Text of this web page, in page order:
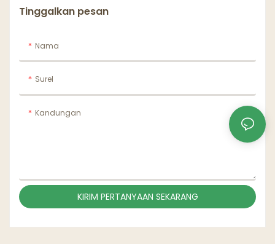
Tinggalkan pesan
Nama
Surel
Kandungan
KIRIM PERTANYAAN SEKARANG